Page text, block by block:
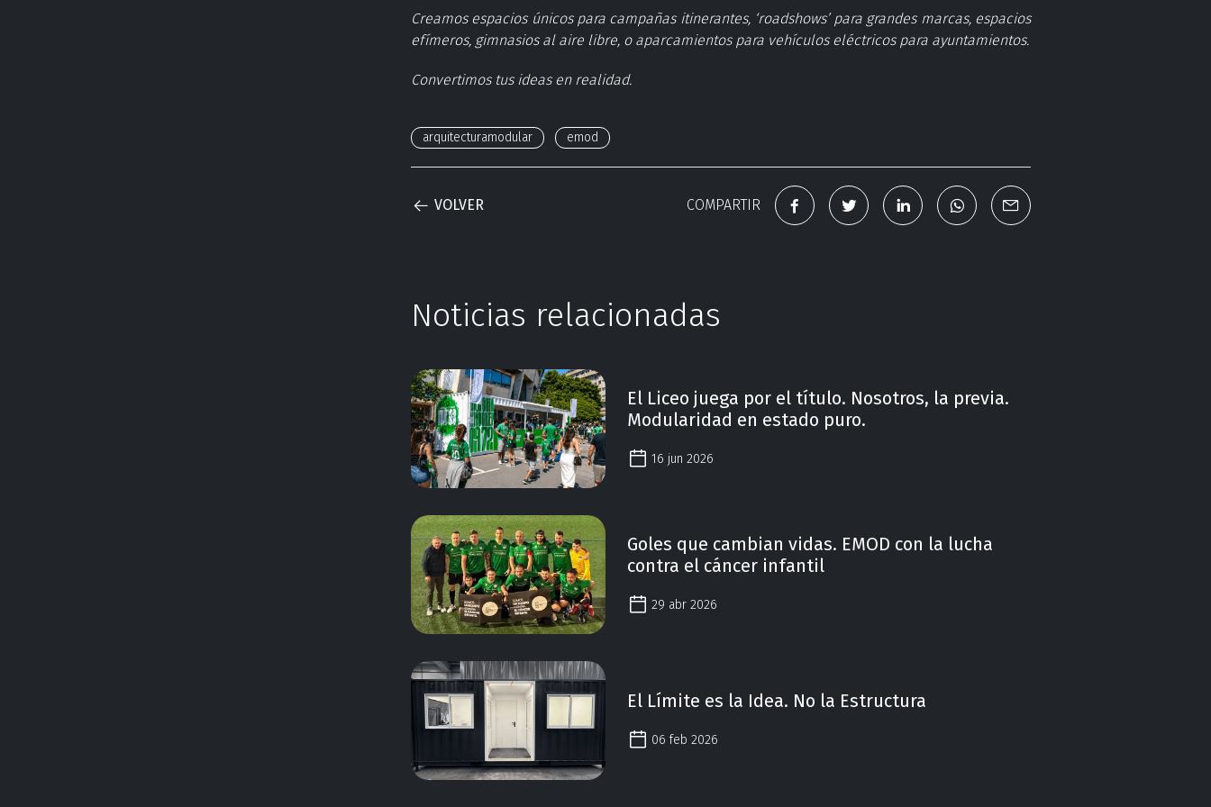
Creamos espacios únicos para campañas itinerantes, ‘roadshows’ para grandes marcas, espacios
efímeros, gimnasios al aire libre, o aparcamientos para vehículos eléctricos para ayuntamientos.
Convertimos tus ideas en realidad.
arquitecturamodular emod
VOLVER COMPARTIR
Noticias relacionadas
El Liceo juega por el título. Nosotros, la previa.
Modularidad en estado puro.
16 jun 2026
Goles que cambian vidas. EMOD con la lucha
contra el cáncer infantil
29 abr 2026
El Límite es la Idea. No la Estructura
06 feb 2026